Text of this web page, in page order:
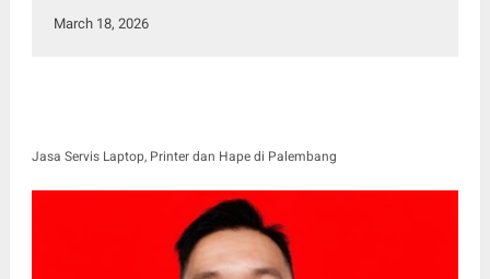
March 18, 2026
Jasa Servis Laptop, Printer dan Hape di Palembang